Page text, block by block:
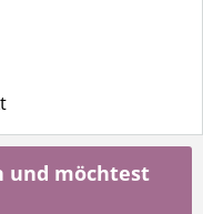
und möchtest